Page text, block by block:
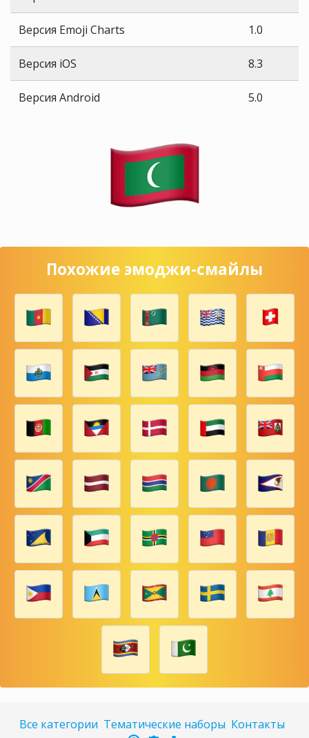
Версия Emoji Charts 1.0
Версия iOS 8.3
Версия Android 5.0
Похожие эмоджи-смайлы
Все категории Тематические наборы Контакты